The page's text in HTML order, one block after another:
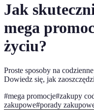
Jak
mega
życiu?
Proste sposoby na
Dowiedz się, jak
#mega promocje#zakupy
zakupowe#porady